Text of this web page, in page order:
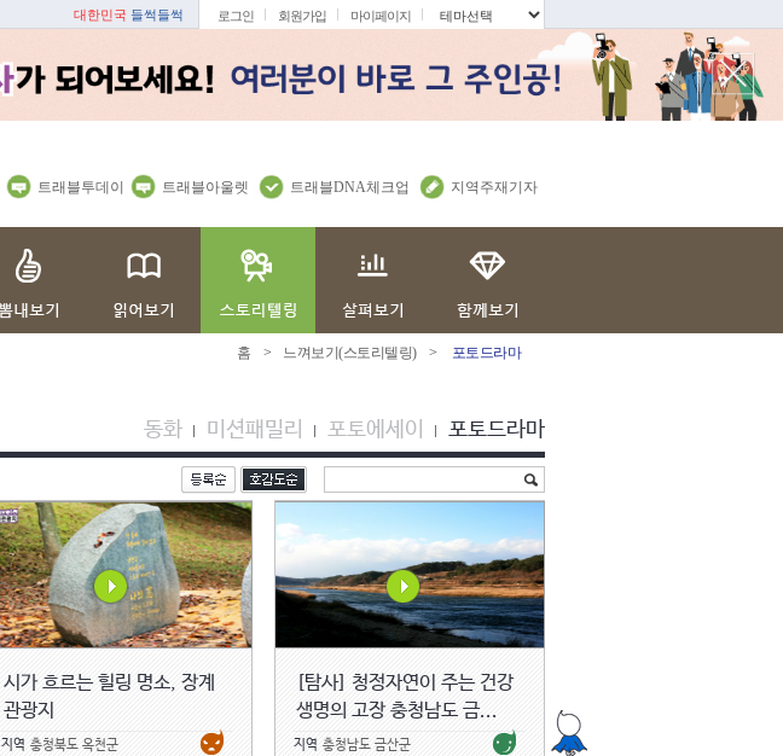
대한민국 들썩들썩 로그인 회원가입 마이페이지
트래블투데이 트래블아울렛 트래블DNA체크업 지역주재기자
홈 > 느껴보기(스토리텔링) > 포토드라마
동화 미션패밀리 포토에세이 포토드라마
시가 흐르는 힐링 명소, 장계
관광지
지역 충청북도 옥천군
[탐사] 청정자연이 주는 건강
생명의 고장 충청남도 금...
지역 충청남도 금산군